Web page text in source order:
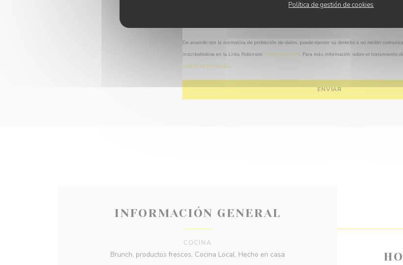
Política de gestión de cookies
De acuerdo con la normativa de protección de datos, puede ejercer su derecho a no recibir
inscribiéndose en la Lista Robinson: listarobinson.es. Para más información sobre el tratamiento
política de privacidad.
INFORMACIÓN GENERAL
COCINA
Brunch, productos frescos, Cocina Local, Hecho en casa